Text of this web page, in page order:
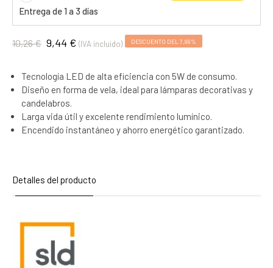
Entrega de 1 a 3 días
10,26 € 9,44 € (IVA incluido) DESCUENTO DEL 7,99%
Tecnología LED de alta eficiencia con 5W de consumo.
Diseño en forma de vela, ideal para lámparas decorativas y
candelabros.
Larga vida útil y excelente rendimiento lumínico.
Encendido instantáneo y ahorro energético garantizado.
Detalles del producto